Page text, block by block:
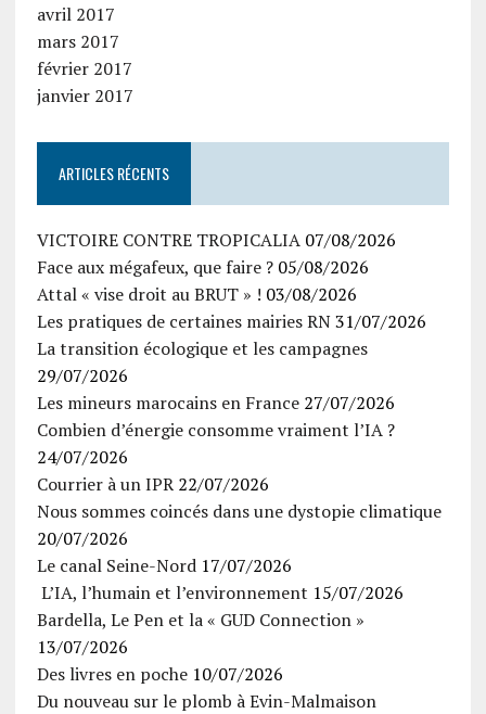
avril 2017
mars 2017
février 2017
janvier 2017
ARTICLES RÉCENTS
VICTOIRE CONTRE TROPICALIA 07/08/2026
Face aux mégafeux, que faire ? 05/08/2026
Attal « vise droit au BRUT » ! 03/08/2026
Les pratiques de certaines mairies RN 31/07/2026
La transition écologique et les campagnes
29/07/2026
Les mineurs marocains en France 27/07/2026
Combien d’énergie consomme vraiment l’IA ?
24/07/2026
Courrier à un IPR 22/07/2026
Nous sommes coincés dans une dystopie climatique
20/07/2026
Le canal Seine-Nord 17/07/2026
L’IA, l’humain et l’environnement 15/07/2026
Bardella, Le Pen et la « GUD Connection »
13/07/2026
Des livres en poche 10/07/2026
Du nouveau sur le plomb à Evin-Malmaison